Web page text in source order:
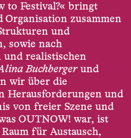
to Festival?« bringt
Organisation zusammen
und
sowie nach
und realistischen
Buchbergerund
wir über die
Herausforderungen und
von freier Szene und
OUTNOW! war, ist
für Austausch,